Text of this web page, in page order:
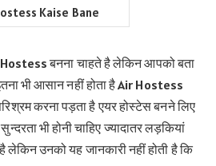
Kaise Bane
बनना चाहते है लेकिन आपको बता
भी आसान नहीं होता है Air Hostess
करना पड़ता है एयर होस्टेस बनने लिए
भी होनी चाहिए ज्यादातर लड़कियां
उनको यह जानकारी नहीं होती है कि